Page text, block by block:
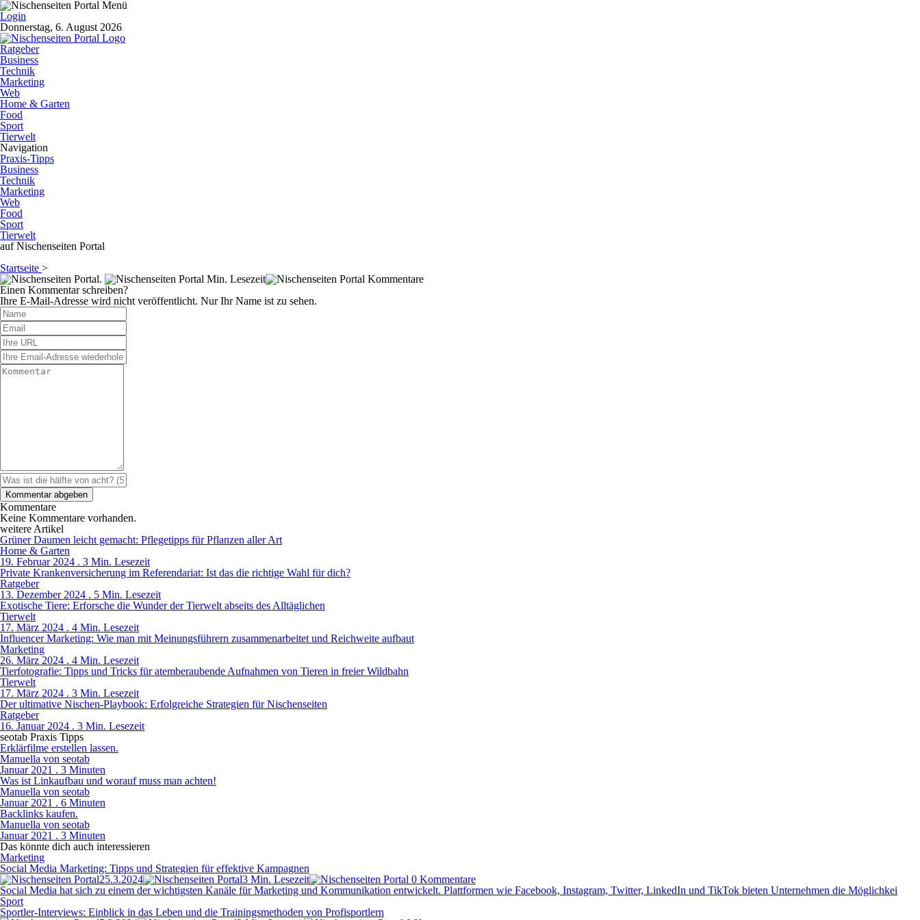
Login
Donnerstag, 6. August 2026
Ratgeber
Business
Technik
Marketing
Web
Home & Garten
Food
Sport
Tierwelt
Navigation
Praxis-Tipps
Business
Technik
Marketing
Web
Food
Sport
Tierwelt
auf Nischenseiten Portal
Startseite >
.
Min. Lesezeit
Kommentare
Einen Kommentar schreiben?
Ihre E-Mail-Adresse wird nicht veröffentlicht. Nur Ihr Name ist zu sehen.
Kommentare
Keine Kommentare vorhanden.
weitere Artikel
Grüner Daumen leicht gemacht: Pflegetipps für Pflanzen aller Art
Home & Garten
19. Februar 2024 . 3 Min. Lesezeit
Private Krankenversicherung im Referendariat: Ist das die richtige Wahl für dich?
Ratgeber
13. Dezember 2024 . 5 Min. Lesezeit
Exotische Tiere: Erforsche die Wunder der Tierwelt abseits des Alltäglichen
Tierwelt
17. März 2024 . 4 Min. Lesezeit
Influencer Marketing: Wie man mit Meinungsführern zusammenarbeitet und Reichweite aufbaut
Marketing
26. März 2024 . 4 Min. Lesezeit
Tierfotografie: Tipps und Tricks für atemberaubende Aufnahmen von Tieren in freier Wildbahn
Tierwelt
17. März 2024 . 3 Min. Lesezeit
Der ultimative Nischen-Playbook: Erfolgreiche Strategien für Nischenseiten
Ratgeber
16. Januar 2024 . 3 Min. Lesezeit
seotab Praxis Tipps
Erklärfilme erstellen lassen.
Manuella von seotab
Januar 2021 . 3 Minuten
Was ist Linkaufbau und worauf muss man achten!
Manuella von seotab
Januar 2021 . 6 Minuten
Backlinks kaufen.
Manuella von seotab
Januar 2021 . 3 Minuten
Das könnte dich auch interessieren
Marketing
Social Media Marketing: Tipps und Strategien für effektive Kampagnen
25.3.2024
3 Min. Lesezeit
0 Kommentare
Social Media hat sich zu einem der wichtigsten Kanäle für Marketing und Kommunikation entwickelt. Plattformen wie Facebook, Instagram, Twitter, LinkedIn und TikTok bieten Unternehmen die Möglichkei
Sport
Sportler-Interviews: Einblick in das Leben und die Trainingsmethoden von Profisportlern